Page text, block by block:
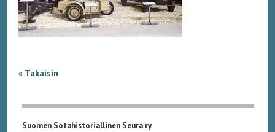
« Takaisin
Suomen Sotahistoriallinen Seura ry